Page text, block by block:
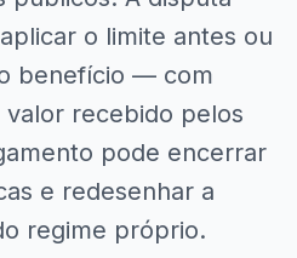
o limite antes ou
benefício — com
recebido pelos
pode encerrar
e redesenhar a
regime próprio.